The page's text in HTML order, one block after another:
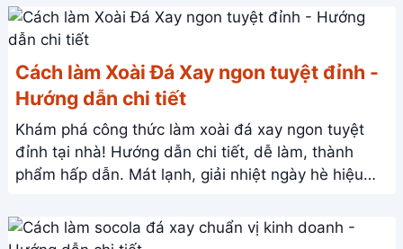
Cách làm Xoài Đá Xay ngon tuyệt đỉnh -
Hướng dẫn chi tiết
Khám phá công thức làm xoài đá xay ngon tuyệt
đỉnh tại nhà! Hướng dẫn chi tiết, dễ làm, thành
phẩm hấp dẫn. Mát lạnh, giải nhiệt ngày hè hiệu